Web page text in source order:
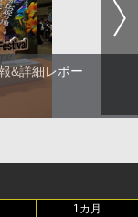
&詳細レポー
1カ月